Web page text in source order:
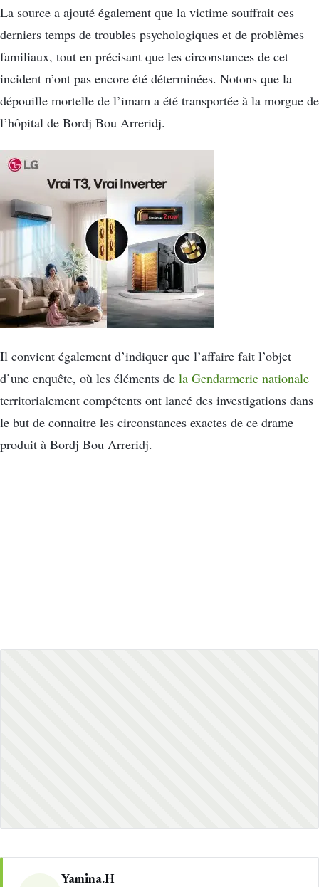
La source a ajouté également que la victime souffrait ces
derniers temps de troubles psychologiques et de problèmes
familiaux, tout en précisant que les circonstances de cet
incident n’ont pas encore été déterminées. Notons que la
dépouille mortelle de l’imam a été transportée à la morgue de
l’hôpital de Bordj Bou Arreridj.
Il convient également d’indiquer que l’affaire fait l’objet
d’une enquête, où les éléments de la Gendarmerie nationale
territorialement compétents ont lancé des investigations dans
le but de connaitre les circonstances exactes de ce drame
produit à Bordj Bou Arreridj.
Yamina.H